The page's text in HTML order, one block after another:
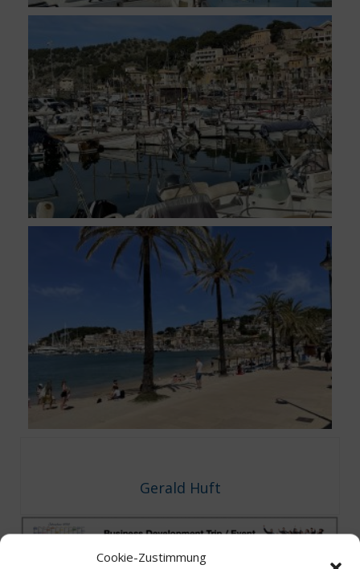
Cookie-Zustimmung
Gerald Huft